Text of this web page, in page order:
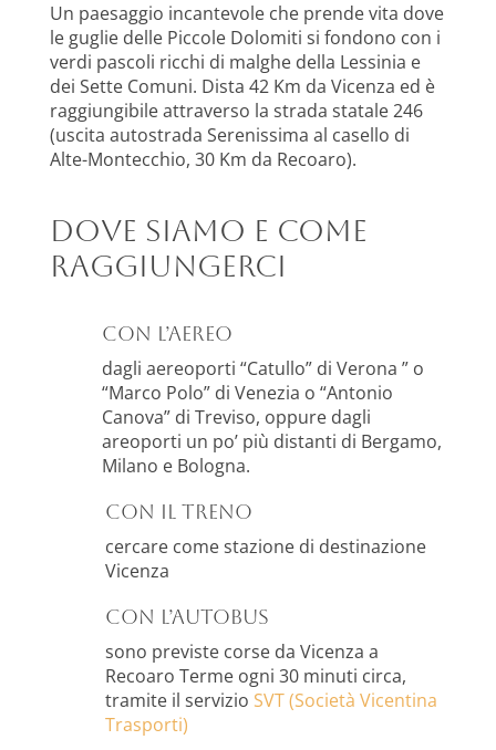
Un paesaggio incantevole che prende vita dove
le guglie delle Piccole Dolomiti si fondono con i
verdi pascoli ricchi di malghe della Lessinia e
dei Sette Comuni. Dista 42 Km da Vicenza ed è
raggiungibile attraverso la strada statale 246
(uscita autostrada Serenissima al casello di
Alte-Montecchio, 30 Km da Recoaro).
Dove siamo e come
raggiungerci
con l’aereo
dagli aereoporti “Catullo” di Verona ” o
“Marco Polo” di Venezia o “Antonio
Canova” di Treviso, oppure dagli
areoporti un po’ più distanti di Bergamo,
Milano e Bologna.
con il treno
cercare come stazione di destinazione
Vicenza
con l’autobus
sono previste corse da Vicenza a
Recoaro Terme ogni 30 minuti circa,
tramite il servizio SVT (Società Vicentina
Trasporti)